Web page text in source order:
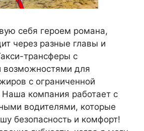
себя героем романа,
через разные главы и
трансферы с
возможностями для
с ограниченной
компания работает с
водителями, которые
безопасность и комфорт!